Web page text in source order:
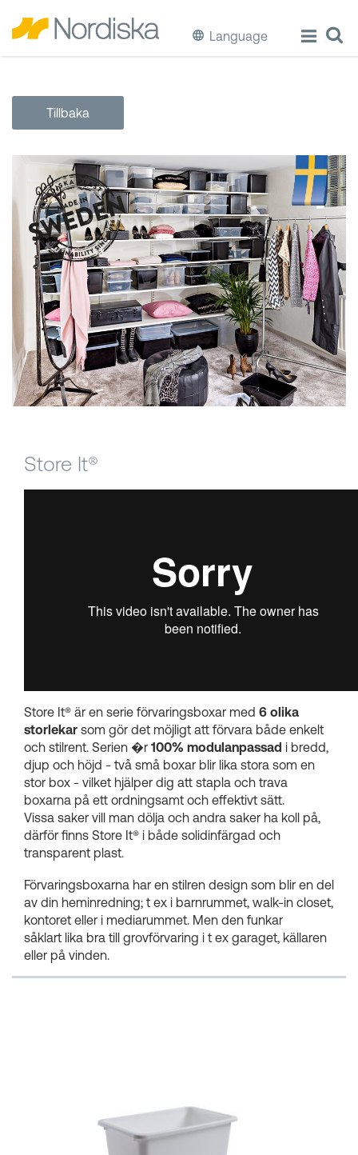
Language
Laga & Förvara mat
Äta & Dricka
Diska & Städa
Förvaring
Källsortering
Hinkar & Tunnor
Kundkorgar
Tillbaka
Store It®
Store It® är en serie förvaringsboxar med 6 olika
storlekar som gör det möjligt att förvara både enkelt
och stilrent. Serien �r 100% modulanpassad i bredd,
djup och höjd - två små boxar blir lika stora som en
stor box - vilket hjälper dig att stapla och trava
boxarna på ett ordningsamt och effektivt sätt.
Vissa saker vill man dölja och andra saker ha koll på,
därför finns Store It® i både solidinfärgad och
transparent plast.
Förvaringsboxarna har en stilren design som blir en del
av din heminredning; t ex i barnrummet, walk-in closet,
kontoret eller i mediarummet. Men den funkar
såklart lika bra till grovförvaring i t ex garaget, källaren
eller på vinden.